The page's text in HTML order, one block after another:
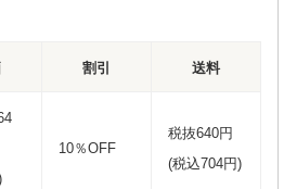
割引 送料
10％OFF
税抜640円
(税込704円)